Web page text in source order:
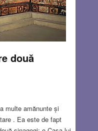
două
multe amănunte și
. Ea este de fapt